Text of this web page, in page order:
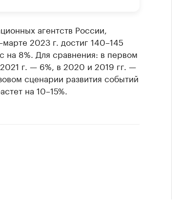
агентств России,
2023 г. достиг 140–145
на 8%. Для сравнения: в первом
г. — 6%, в 2020 и 2019 гг. —
сценарии развития событий
на 10–15%.